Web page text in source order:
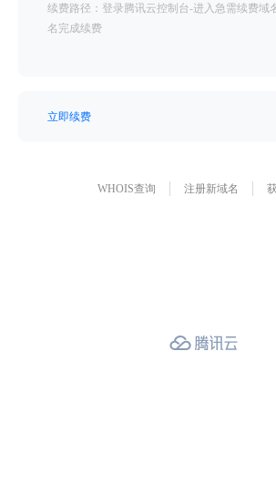
续费路径：登录腾讯云控制台-进入急需续费域
名完成续费
立即续费
WHOIS查询 注册新域名